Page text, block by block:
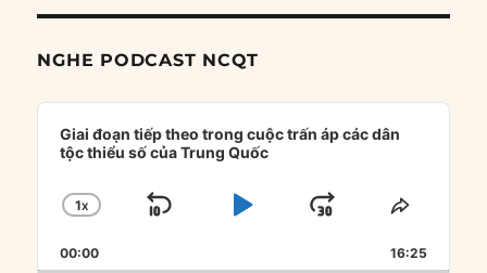
NGHE PODCAST NCQT
Audio
Player
Giai đoạn tiếp theo trong cuộc trấn áp các dân
tộc thiểu số của Trung Quốc
CHANGE
RATE
1X
SKIP
PLAYJUMP
FORWARD
SHARE
00:00 16:25